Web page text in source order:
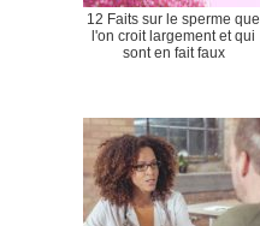
12 Faits sur le sperme que
l'on croit largement et qui
sont en fait faux